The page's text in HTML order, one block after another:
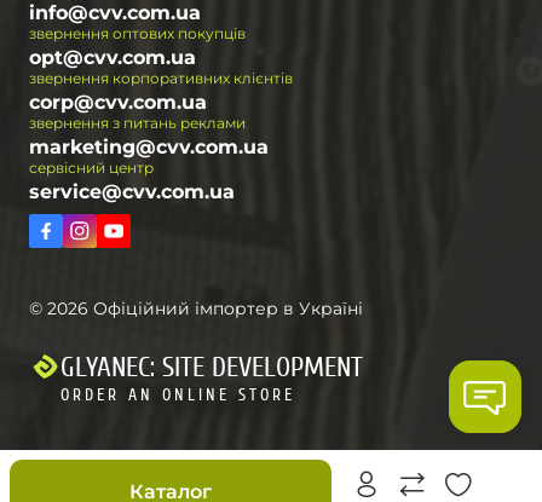
Каталог
info@cvv.com.ua
звернення оптових покупців
opt@cvv.com.ua
звернення корпоративних клієнтів
corp@cvv.com.ua
звернення з питань реклами
marketing@cvv.com.ua
сервісний центр
service@cvv.com.ua
© 2026 Офіційний імпортер в Україні
GLYANEC: SITE DEVELOPMENT
ORDER AN ONLINE STORE